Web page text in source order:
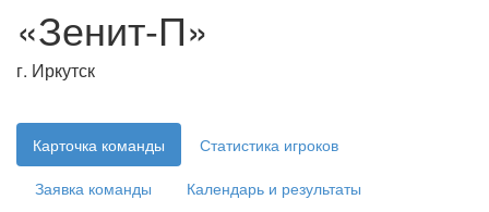
«Зенит-П»
г. Иркутск
Карточка команды
Статистика игроков
Заявка команды
Календарь и результаты